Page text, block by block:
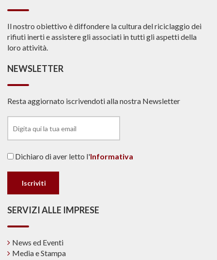
Il nostro obiettivo è diffondere la cultura del riciclaggio dei
rifiuti inerti e assistere gli associati in tutti gli aspetti della
loro attività.
NEWSLETTER
Resta aggiornato iscrivendoti alla nostra Newsletter
Dichiaro di aver letto l'Informativa
SERVIZI ALLE IMPRESE
News ed Eventi
Media e Stampa